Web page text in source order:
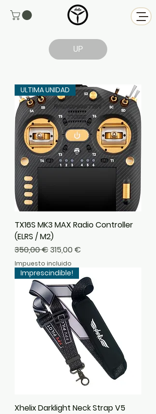
UP
ULTIMA UNIDAD
TX16S MK3 MAX Radio Controller
(ELRS / M2)
Precio
350,00 €Precio de oferta
315,00 €
Impuesto incluido
Imprescindible!
Xhelix Darklight Neck Strap V5